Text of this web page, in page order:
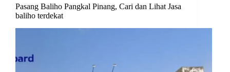
Pasang Baliho Pangkal Pinang, Cari dan Lihat Jasa
baliho terdekat